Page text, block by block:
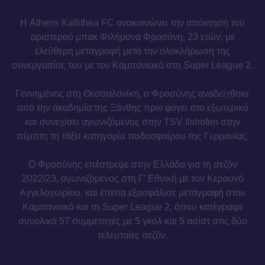
Η Athens Kallithea FC ανακοινώνει την απόκτηση του
αριστερού μπακ Φιλήμονα Φροσύνη, 23 ετών, με
ελεύθερη μεταγραφή μετά την ολοκλήρωση της
συνεργασίας του με τον Καμπανιακό στη Super League 2.
Γεννημένος στη Θεσσαλονίκη, ο Φροσύνης αναδείχθηκε
από την ακαδημία της Ξάνθης πριν φύγει στο εξωτερικό
και συνεχίσει αγωνιζόμενος στην TSV Ilshofen στην
πέμπτη τη τάξει κατηγορία ποδοσφαίρου της Γερμανίας.
Ο Φροσύνης επέστρεψε στην Ελλάδα για τη σεζόν
2022/23, αγωνιζόμενος στη Γ’ Εθνική με τον Κεραυνό
Αγγελοχωρίου, και έπειτα εξασφάλισε μεταγραφή στον
Καμπανιακό και τη Super League 2, όπου κατέγραψε
συνολικά 57 συμμετοχές με 5 γκολ και 5 ασίστ στις δύο
τελευταίες σεζόν.